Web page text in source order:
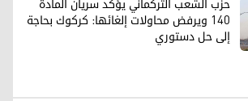
140 ويرفض محاولات إلغائها: كركوك بحاجة
إلى حل دستوري